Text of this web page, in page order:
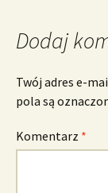
Dodaj
Twój adres e-
pola są
Komentarz *